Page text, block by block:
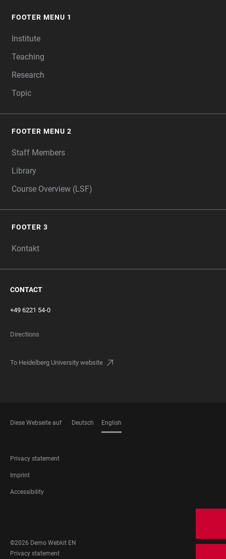
FOOTER MENU 1
Institute
Teaching
Research
Topic
FOOTER MENU 2
Staff Members
Library
Course Overview (LSF)
FOOTER 3
Kontakt
CONTACT
+49 6221 54-0
Directions
To Heidelberg University website
Diese Webseite auf Deutsch English
FOOTER
LEGAL
Privacy statement
Imprint
Accessibility
MEDIA
©2026 Demo Webkit EN
FOOTER
Privacy statement